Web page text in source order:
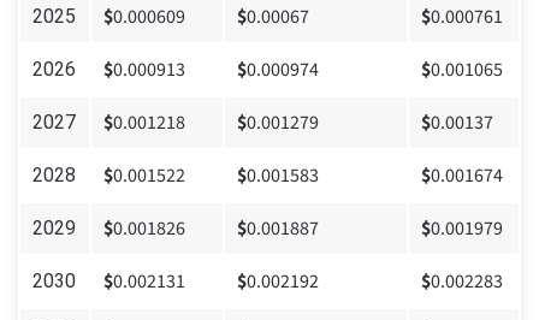
2025 $0.000609 $0.00067 $0.000761
2026 $0.000913 $0.000974 $0.001065
2027 $0.001218 $0.001279 $0.00137
2028 $0.001522 $0.001583 $0.001674
2029 $0.001826 $0.001887 $0.001979
2030 $0.002131 $0.002192 $0.002283